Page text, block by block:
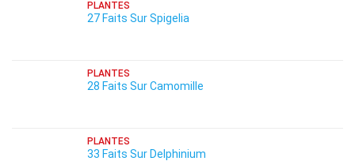
PLANTES
27 Faits Sur Spigelia
PLANTES
28 Faits Sur Camomille
PLANTES
33 Faits Sur Delphinium